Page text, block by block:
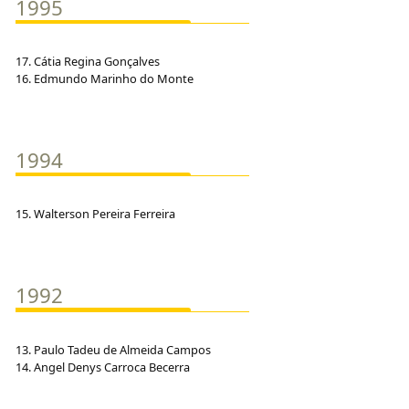
1995
17. Cátia Regina Gonçalves
16. Edmundo Marinho do Monte
1994
15. Walterson Pereira Ferreira
1992
13. Paulo Tadeu de Almeida Campos
14. Angel Denys Carroca Becerra